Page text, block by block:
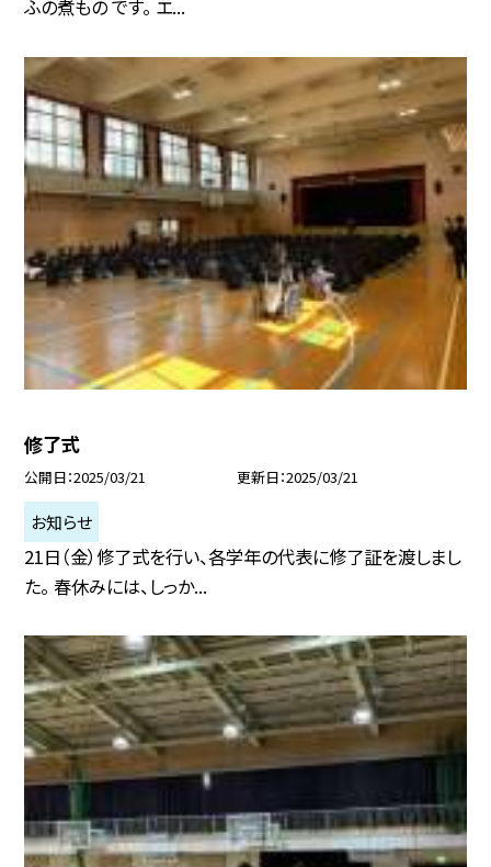
ふの煮もの です。 エ...
修了式
公開日 2025/03/21 更新日 2025/03/21
お知らせ
21日（金）修了式を行い、各学年の代表に修了証を渡しまし
た。 春休みには、しっか...